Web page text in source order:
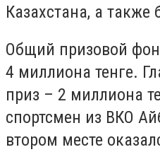
Казахстана, а также
Общий призовой
4 миллиона тенге.
приз – 2 миллиона
спортсмен из ВКО
втором месте